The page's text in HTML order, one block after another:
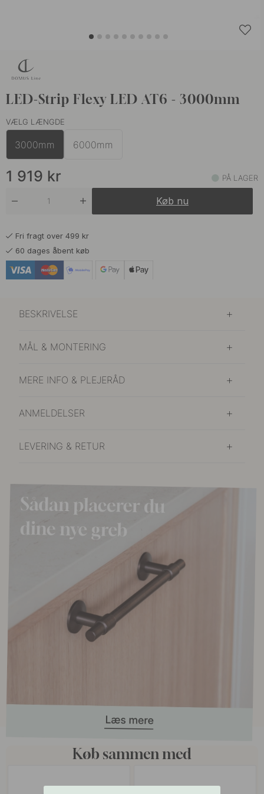
LED-Strip Flexy LED AT6 - 3000mm
VÆLG LÆNGDE
3000mm 6000mm
1 919 kr PÅ LAGER
Køb nu
Fri fragt over 499 kr
60 dages åbent køb
BESKRIVELSE
MÅL & MONTERING
MERE INFO & PLEJERÅD
ANMELDELSER
LEVERING & RETUR
Køb sammen med